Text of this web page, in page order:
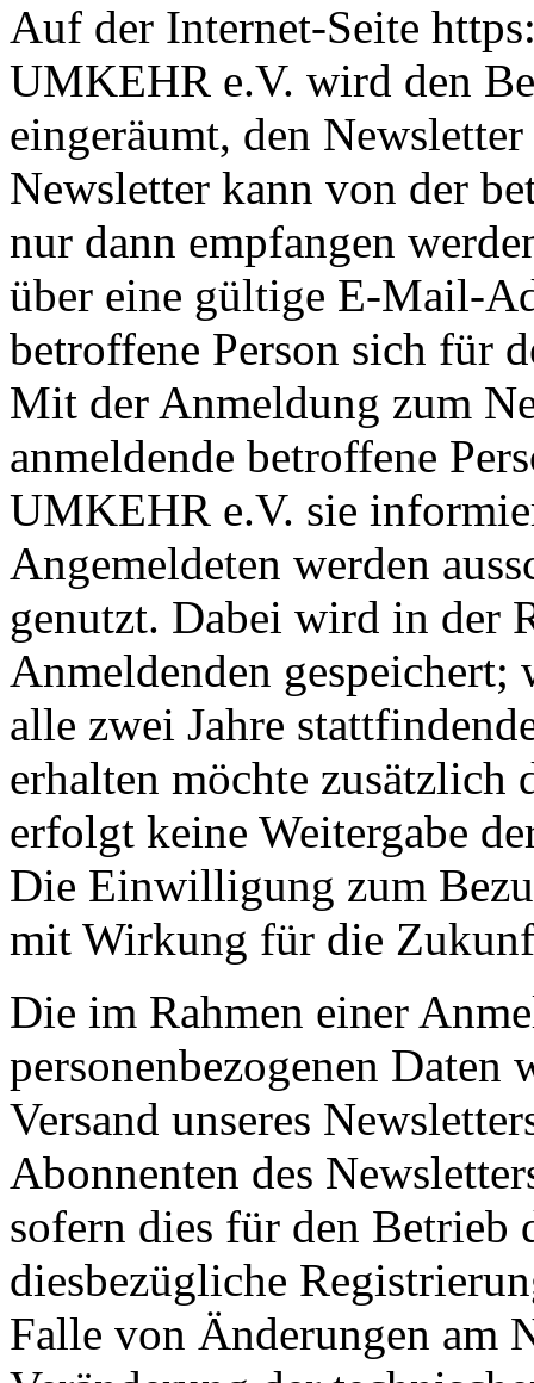
Auf der Internet-Seite
UMKEHR e.V. wird den
eingeräumt, den
Newsletter kann von der
nur dann empfangen
über eine gültige E-Mail-
betroffene Person sich für
Mit der Anmeldung zum
anmeldende betroffene
UMKEHR e.V. sie
Angemeldeten werden
genutzt. Dabei wird in der
Anmeldenden gespeichert;
alle zwei Jahre
erhalten möchte zusätzlich
erfolgt keine Weitergabe
Die Einwilligung zum
mit Wirkung für die
Die im Rahmen einer
personenbezogenen Daten
Versand unseres
Abonnenten des
sofern dies für den Betrieb
diesbezügliche
Falle von Änderungen am